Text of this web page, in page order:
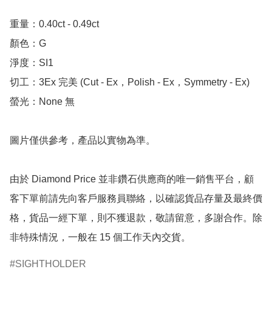
重量：0.40ct - 0.49ct
顏色：G
淨度：SI1
切工：3Ex 完美 (Cut - Ex，Polish - Ex，Symmetry - Ex)
螢光：None 無
圖片僅供參考，產品以實物為準。
由於 Diamond Price 並非鑽石供應商的唯一銷售平台，顧
客下單前請先向客戶服務員聯絡，以確認貨品存量及最終價
格，貨品一經下單，則不獲退款，敬請留意，多謝合作。除
非特殊情況，一般在 15 個工作天內交貨。
SIGHTHOLDER